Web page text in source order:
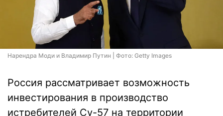
Нарендра Моди и Владимир Путин | Фото: Getty Images
Россия рассматривает возможность
инвестирования в производство
истребителей Су-57 на территории